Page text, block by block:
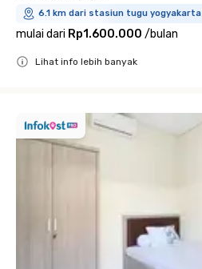
6.1 km dari stasiun tugu yogyakarta
mulai dari Rp1.600.000 /bulan
Lihat info lebih banyak